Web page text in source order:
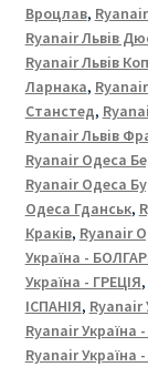
Вроцлав,
Ryanair Львів
Ryanair Львів
Ларнака,
Станстед,
Ryanair Львів
Ryanair Одеса
Ryanair Одеса
Одеса Гданськ,
Краків, Ryanair
Україна -
Україна - ГРЕЦІЯ,
ІСПАНІЯ, Ryanair
Ryanair Україна
Ryanair